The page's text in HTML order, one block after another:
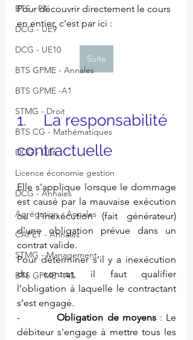
BTS - P4
DCG - UE9
DCG - UE10
BTS GPME - Annales
BTS GPME -A1
STMG - Droit
BTS CG - Mathématiques
DCG - UE6
Licence économie gestion
DCG - Annales
Agrégation - Annales
CAPET - Annales
STMG - Management
BTS GPME - A3
Pour découvrir directement le cours
en entier, c'est par ici :
Suite
1.    La responsabilité
contractuelle
Elle s'applique lorsque le dommage
est causé par la mauvaise exécution
ou l'inexécution (fait générateur)
d'une obligation prévue dans un
contrat valide.
Pour déterminer s’il y a inexécution
du contrat, il faut qualifier
l’obligation à laquelle le contractant
s’est engagé.
- Obligation de moyens : Le
débiteur s'engage à mettre tous les